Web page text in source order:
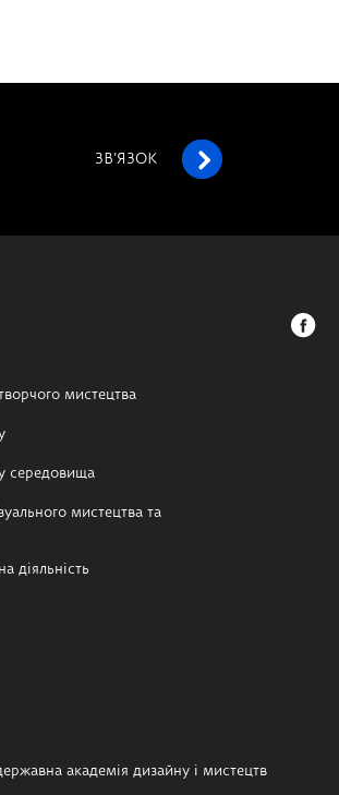
ЗВ’ЯЗОК
мистецтва
середовища
мистецтва та
діяльність
академія дизайну і мистецтв